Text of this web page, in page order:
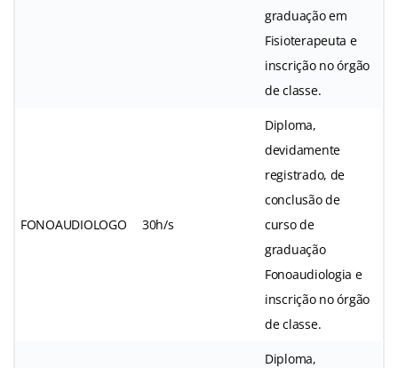
graduação em
Fisioterapeuta e
inscrição no órgão
de classe.
FONOAUDIOLOGO 30h/s
Diploma,
devidamente
registrado, de
conclusão de
curso de
graduação
Fonoaudiologia e
inscrição no órgão
de classe.
Diploma,